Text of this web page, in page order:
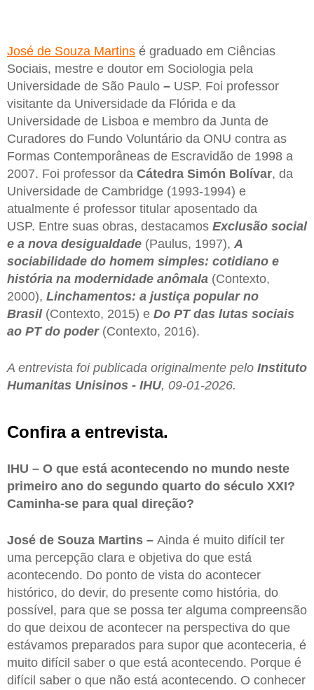
José de Souza Martins é graduado em Ciências
Sociais, mestre e doutor em Sociologia pela
Universidade de São Paulo – USP. Foi professor
visitante da Universidade da Flórida e da
Universidade de Lisboa e membro da Junta de
Curadores do Fundo Voluntário da ONU contra as
Formas Contemporâneas de Escravidão de 1998 a
2007. Foi professor da Cátedra Simón Bolívar, da
Universidade de Cambridge (1993-1994) e
atualmente é professor titular aposentado da
USP. Entre suas obras, destacamos Exclusão social
e a nova desigualdade (Paulus, 1997), A
sociabilidade do homem simples: cotidiano e
história na modernidade anômala (Contexto,
2000), Linchamentos: a justiça popular no
Brasil (Contexto, 2015) e Do PT das lutas sociais
ao PT do poder (Contexto, 2016).
A entrevista foi publicada originalmente pelo Instituto
Humanitas Unisinos - IHU, 09-01-2026.
Confira a entrevista.
IHU – O que está acontecendo no mundo neste
primeiro ano do segundo quarto do século XXI?
Caminha-se para qual direção?
José de Souza Martins – Ainda é muito difícil ter
uma percepção clara e objetiva do que está
acontecendo. Do ponto de vista do acontecer
histórico, do devir, do presente como história, do
possível, para que se possa ter alguma compreensão
do que deixou de acontecer na perspectiva do que
estávamos preparados para supor que aconteceria, é
muito difícil saber o que está acontecendo. Porque é
difícil saber o que não está acontecendo. O conhecer